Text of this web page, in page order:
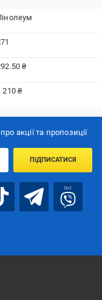
₴
210 ₴
акції та пропозиції
ПІДПИСАТИСЯ
bot